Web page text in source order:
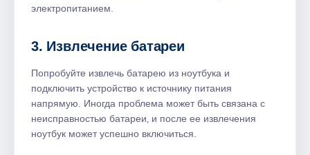
электропитанием.
3. Извлечение батареи
Попробуйте извлечь батарею из ноутбука и
подключить устройство к источнику питания
напрямую. Иногда проблема может быть связана с
неисправностью батареи‚ и после ее извлечения
ноутбук может успешно включиться.